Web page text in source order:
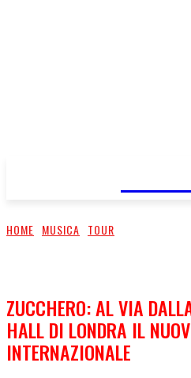
HOME MUSICA TOUR
ZUCCHERO: AL VIA
HALL DI LONDRA IL
INTERNAZIONALE